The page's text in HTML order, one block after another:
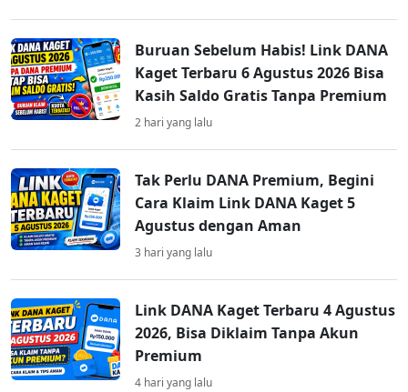
Buruan Sebelum Habis! Link DANA
Kaget Terbaru 6 Agustus 2026 Bisa
Kasih Saldo Gratis Tanpa Premium
2 hari yang lalu
Tak Perlu DANA Premium, Begini
Cara Klaim Link DANA Kaget 5
Agustus dengan Aman
3 hari yang lalu
Link DANA Kaget Terbaru 4 Agustus
2026, Bisa Diklaim Tanpa Akun
Premium
4 hari yang lalu